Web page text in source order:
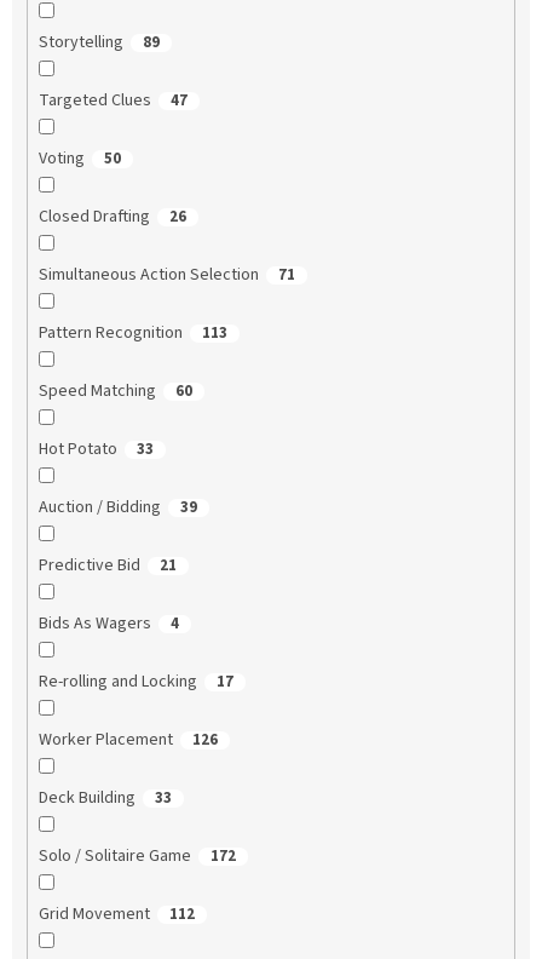
Storytelling 89
Targeted Clues 47
Voting 50
Closed Drafting 26
Simultaneous Action Selection 71
Pattern Recognition 113
Speed Matching 60
Hot Potato 33
Auction / Bidding 39
Predictive Bid 21
Bids As Wagers 4
Re-rolling and Locking 17
Worker Placement 126
Deck Building 33
Solo / Solitaire Game 172
Grid Movement 112